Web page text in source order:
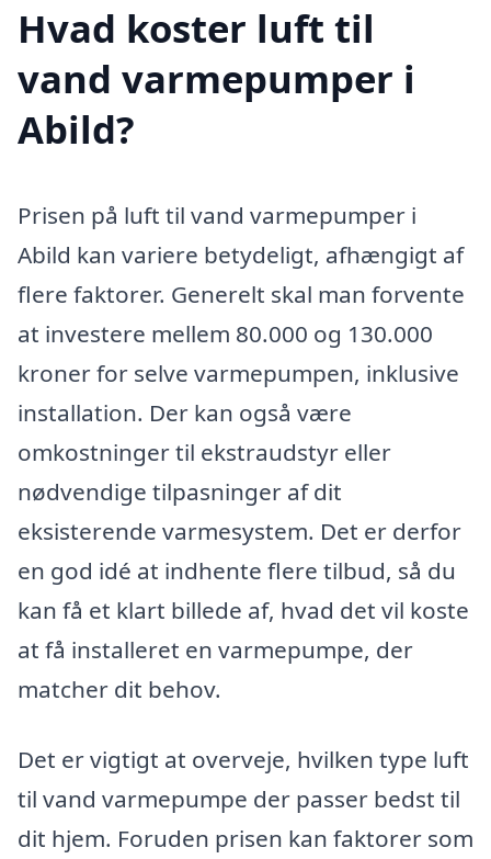
Hvad koster luft til
vand varmepumper i
Abild?
Prisen på luft til vand varmepumper i
Abild kan variere betydeligt, afhængigt af
flere faktorer. Generelt skal man forvente
at investere mellem 80.000 og 130.000
kroner for selve varmepumpen, inklusive
installation. Der kan også være
omkostninger til ekstraudstyr eller
nødvendige tilpasninger af dit
eksisterende varmesystem. Det er derfor
en god idé at indhente flere tilbud, så du
kan få et klart billede af, hvad det vil koste
at få installeret en varmepumpe, der
matcher dit behov.
Det er vigtigt at overveje, hvilken type luft
til vand varmepumpe der passer bedst til
dit hjem. Foruden prisen kan faktorer som